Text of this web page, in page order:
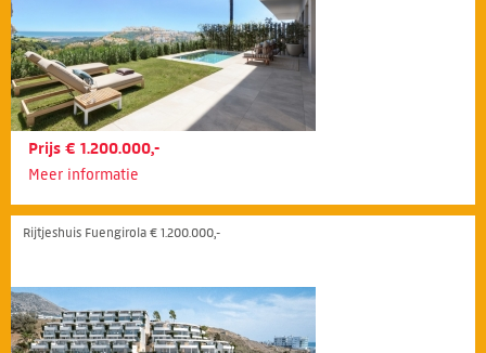
Prijs € 1.200.000,-
Meer informatie
Rijtjeshuis Fuengirola € 1.200.000,-